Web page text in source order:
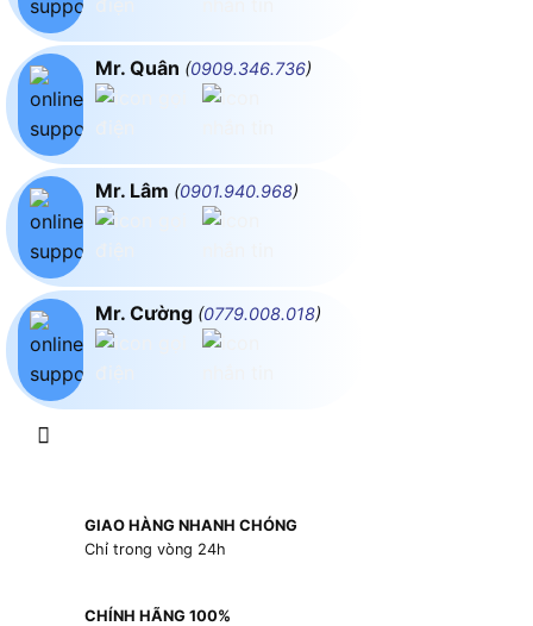
Mr. Quân (0909.346.736)
Mr. Lâm (0901.940.968)
Mr. Cường (0779.008.018)
GIAO HÀNG NHANH CHÓNG
Chỉ trong vòng 24h
CHÍNH HÃNG 100%